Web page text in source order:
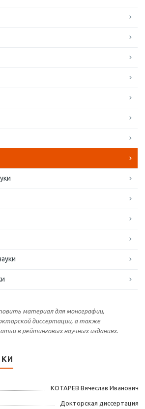
материал для монографии,
диссертации, а также
в рейтинговых научных изданиях.
КОТАРЕВ Вячеслав Иванович
Докторская диссертация